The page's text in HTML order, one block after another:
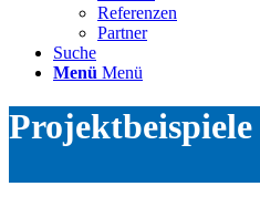
Referenzen
Partner
Suche
Menü Menü
Projektbeispiele